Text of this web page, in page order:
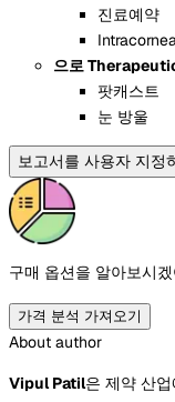
진료예약
으로
팟캐스트
눈 방울
보고서를 사용자 지정
구매 옵션을 알아보시
가격 분석 가져오기
About author
Vipul Patil은 제약 산